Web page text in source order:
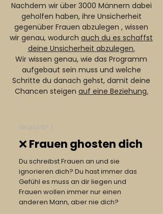
Nachdem wir über 3000 Männern dabei
geholfen haben, ihre Unsicherheit
gegenüber Frauen abzulegen , wissen
wir genau, wodurch auch du es schaffst
deine Unsicherheit abzulegen.
Wir wissen genau, wie das Programm
aufgebaut sein muss und welche
Schritte du danach gehst, damit deine
Chancen steigen auf eine Beziehung.
Grund N° 1
❌ Frauen ghosten dich
Du schreibst Frauen an und sie
ignorieren dich? Du hast immer das
Gefühl es muss an dir liegen und
Frauen wollen immer nur einen
anderen Mann, aber nie dich?